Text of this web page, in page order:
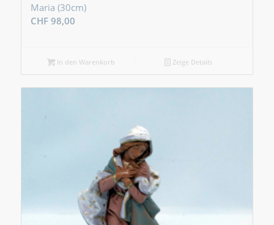
Maria (30cm)
CHF98,00
In den Warenkorb Zeige Details